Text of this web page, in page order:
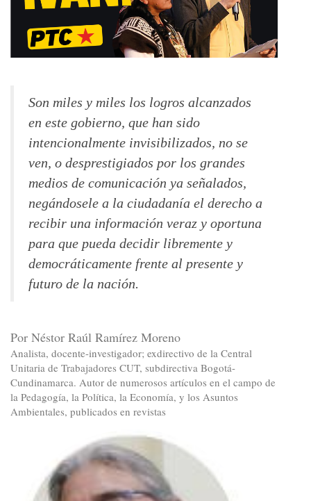
Son miles y miles los logros alcanzados
en este gobierno, que han sido
intencionalmente invisibilizados, no se
ven, o desprestigiados por los grandes
medios de comunicación ya señalados,
negándosele a la ciudadanía el derecho a
recibir una información veraz y oportuna
para que pueda decidir libremente y
democráticamente frente al presente y
futuro de la nación.
Por Néstor Raúl Ramírez Moreno
Analista, docente-investigador; exdirectivo de la Central
Unitaria de Trabajadores CUT, subdirectiva Bogotá-
Cundinamarca. Autor de numerosos artículos en el campo de
la Pedagogía, la Política, la Economía, y los Asuntos
Ambientales, publicados en revistas